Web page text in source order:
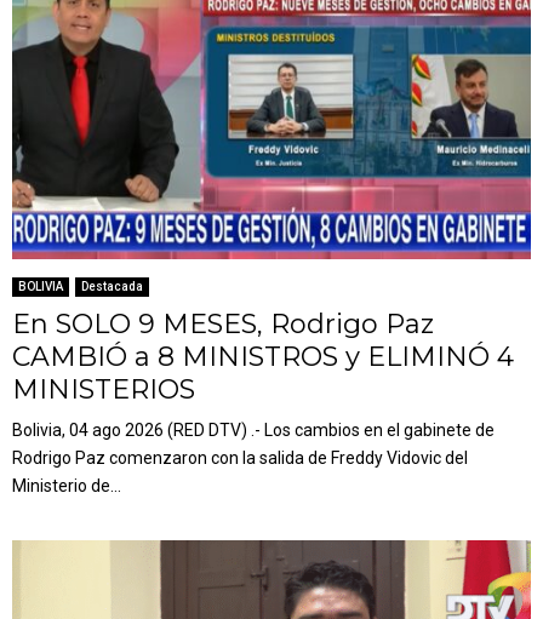
BOLIVIA Destacada
En SOLO 9 MESES, Rodrigo Paz
CAMBIÓ a 8 MINISTROS y ELIMINÓ 4
MINISTERIOS
Bolivia, 04 ago 2026 (RED DTV) .- Los cambios en el gabinete de
Rodrigo Paz comenzaron con la salida de Freddy Vidovic del
Ministerio de...